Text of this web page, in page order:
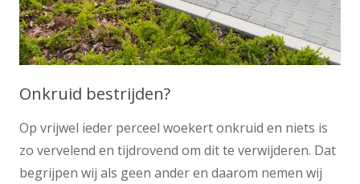
Onkruid bestrijden?
Op vrijwel ieder perceel woekert onkruid en niets is
zo vervelend en tijdrovend om dit te verwijderen. Dat
begrijpen wij als geen ander en daarom nemen wij